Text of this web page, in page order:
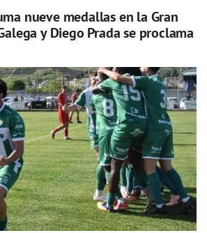
nueve medallas en la Gran
y Diego Prada se proclama